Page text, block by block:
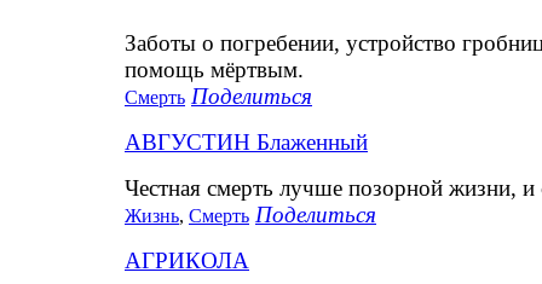
Заботы о погребении, устройство
помощь мёртвым.
Смерть Поделиться
АВГУСТИН Блаженный
Честная смерть лучше позорной жизни, и
Жизнь, Смерть Поделиться
АГРИКОЛА